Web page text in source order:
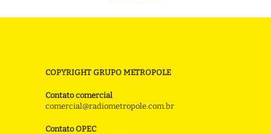
COPYRIGHT GRUPO METROPOLE
Contato comercial
comercial@radiometropole.com.br
Contato OPEC